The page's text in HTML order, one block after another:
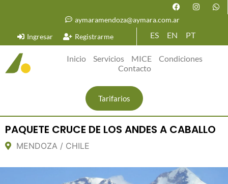
aymaramendoza@aymara.com.ar
Ingresar
Registrarme ES EN PT
Inicio Servicios MICE
Condiciones
Contacto
Tarifarios
PAQUETE CRUCE DE LOS ANDES A CABALLO
MENDOZA / CHILE